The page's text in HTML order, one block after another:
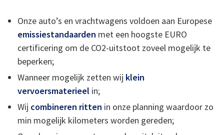
Onze auto’s en vrachtwagens voldoen aan Europese
emissiestandaarden met een hoogste EURO
certificering om de CO2-uitstoot zoveel mogelijk te
beperken;
Wanneer mogelijk zetten wij klein
vervoersmaterieel in;
Wij combineren ritten in onze planning waardoor zo
min mogelijk kilometers worden gereden;